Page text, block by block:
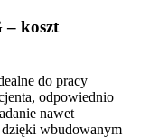
– koszt
do pracy
odpowiednio
nawet
dzięki wbudowanym